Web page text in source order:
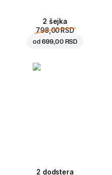
2 šejka
798,00 RSD
od699,00 RSD
2 dodstera